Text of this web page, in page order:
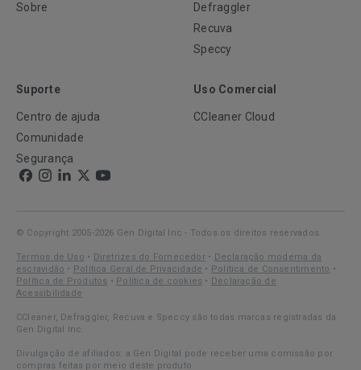
Sobre
Defraggler
Recuva
Speccy
Suporte
Centro de ajuda
Comunidade
Segurança
Uso Comercial
CCleaner Cloud
© Copyright 2005-2026 Gen Digital Inc - Todos os direitos reservados.
Termos de Uso • Diretrizes do Fornecedor• Declaração moderna da
escravidão • Política Geral de Privacidade • Política de Consentimento •
Política de Produtos • Política de cookies • Declaração de
Acessibilidade
CCleaner, Defraggler, Recuva e Speccy são todas marcas registradas da
Gen Digital Inc.
Divulgação de afiliados: a Gen Digital pode receber uma comissão por
compras feitas por meio deste produto.